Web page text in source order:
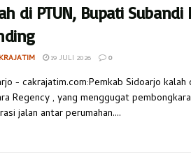
di PTUN, Bupati
19 JULI 2026 0
- cakrajatim.com:Pemkab Sidoarjo kalah
Regency , yang menggugat
jalan antar perumahan....